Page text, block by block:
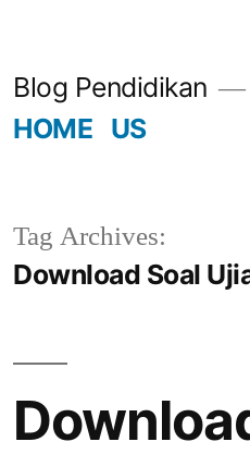
Blog Pendidikan
HOME US
Tag Archives:
Download Soal